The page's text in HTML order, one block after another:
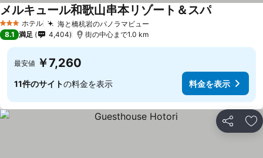
3 ホテルのランク
ホテル 海と橋杭岩のパノラマビュー
メルキュール和歌山串本リゾート＆スパ
8.1 満足 4,404 街の中心まで1.0 km
最安値 ￥7,260
11件のサイトの料金を表示 料金を表示
シェア お